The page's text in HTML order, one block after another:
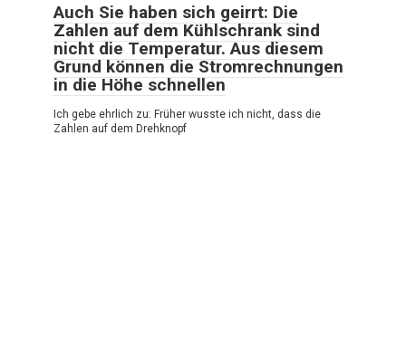
Auch Sie haben sich geirrt: Die
Zahlen auf dem Kühlschrank sind
nicht die Temperatur. Aus diesem
Grund können die Stromrechnungen
in die Höhe schnellen
Ich gebe ehrlich zu: Früher wusste ich nicht, dass die
Zahlen auf dem Drehknopf